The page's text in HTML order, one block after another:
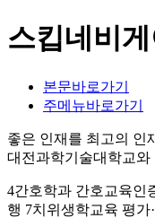
스킵네비
본문바로가기
주메뉴바로가기
좋은 인재를 최고의 인
대전과학기술대학교와
4간호학과 간호교육인
행 7치위생학교육 평